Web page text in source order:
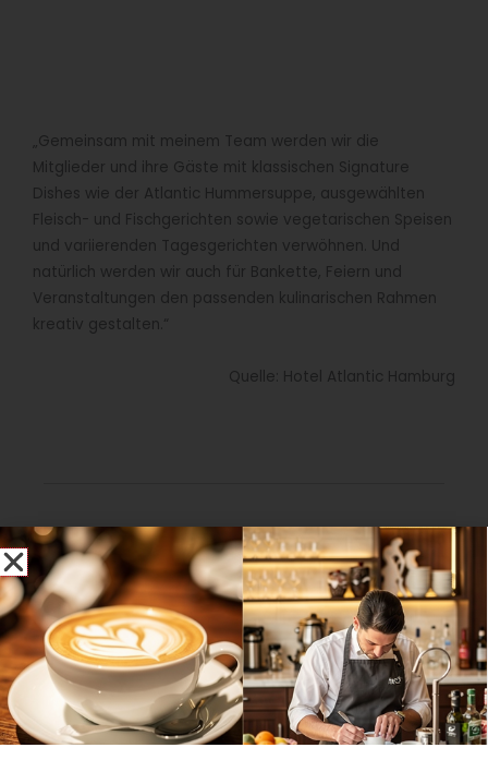
„Gemeinsam mit meinem Team werden wir die
Mitglieder und ihre Gäste mit klassischen Signature
Dishes wie der Atlantic Hummersuppe, ausgewählten
Fleisch- und Fischgerichten sowie vegetarischen Speisen
und variierenden Tagesgerichten verwöhnen. Und
natürlich werden wir auch für Bankette, Feiern und
Veranstaltungen den passenden kulinarischen Rahmen
kreativ gestalten.“
Quelle: Hotel Atlantic Hamburg
blgastro.de
Die Redaktion von
blgastro.de berichtet über
aktuelle Entwicklungen,
Trends und Themen aus
dem gesamten Außer-
Haus-Markt – von
Gastronomie und Hotellerie